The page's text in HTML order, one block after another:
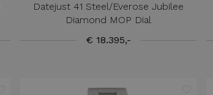
Datejust 41 Steel/Everose Jubilee
Diamond MOP Dial
€ 18.395,-